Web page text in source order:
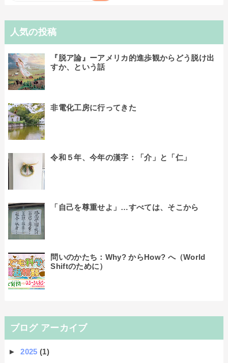
人気の投稿
『脱ア論』ーアメリカ的進歩観からどう脱け出
すか、という話
非電化工房に行ってきた
令和５年、今年の漢字：「介」と「仁」
「自己を尊重せよ」…すべては、そこから
問いのかたち：Why? からHow? へ（World
Shiftのために）
ブログ アーカイブ
►2025(1)